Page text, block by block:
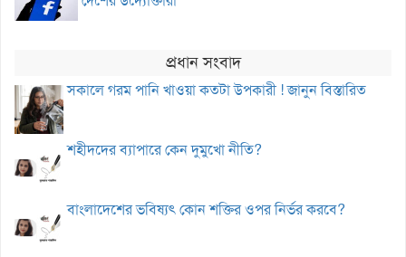
প্রধান সংবাদ
সকালে গরম পানি খাওয়া কতটা উপকারী ! জানুন বিস্তারিত
শহীদদের ব্যাপারে কেন দুমুখো নীতি?
বাংলাদেশের ভবিষ্যৎ কোন শক্তির ওপর নির্ভর করবে?